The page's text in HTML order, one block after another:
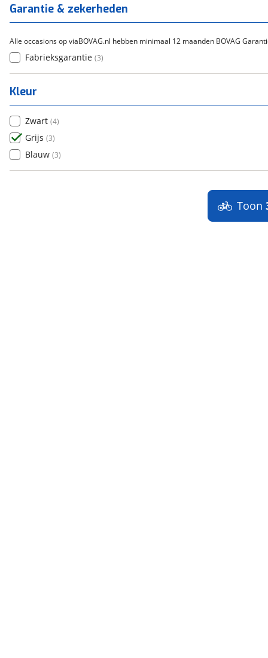
Garantie & zekerheden
Alle occasions op viaBOVAG.nl hebben minimaal 12 maanden BOVAG
Fabrieksgarantie (3)
Kleur
Zwart (4)
Grijs (3)
Blauw (3)
Toon